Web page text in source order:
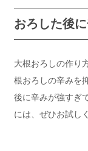
おろした後
大根おろしの作り
根おろしの辛みを
後に辛みが強すぎ
には、ぜひお試し